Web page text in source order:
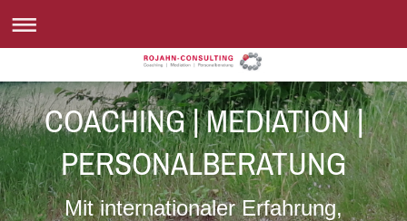
COACHING | MEDIATION |
PERSONALBERATUNG
Mit internationaler Erfahrung,